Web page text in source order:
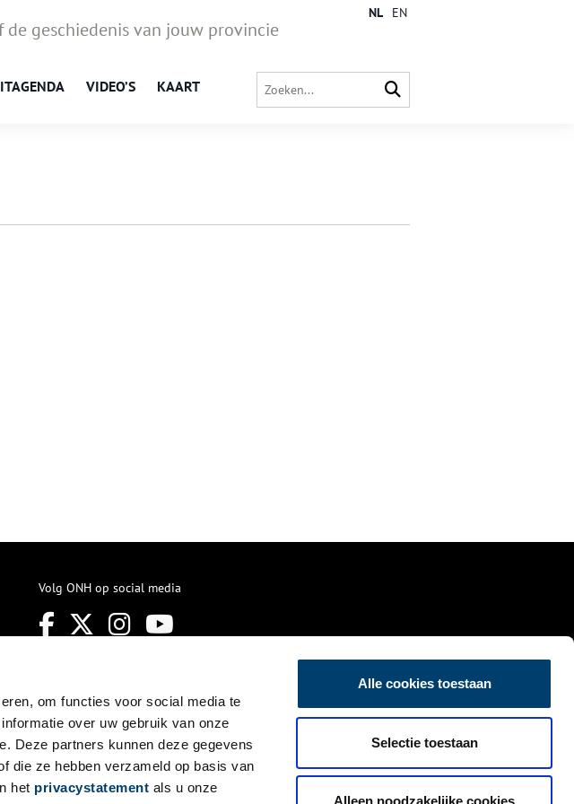
om functies voor social media te
over uw gebruik van onze
Deze partners kunnen deze gegevens
die ze hebben verzameld op basis van
het privacystatement als u onze
Alle cookies toestaan
Selectie toestaan
Alleen noodzakelijke cookies
de geschiedenis van jouw provincie
VIDEO’S KAART
NL EN
Volg ONH op social media